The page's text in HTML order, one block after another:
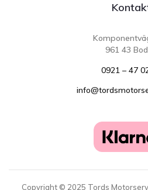
961 43
0921 – 47
Copyright © 2025 Tords